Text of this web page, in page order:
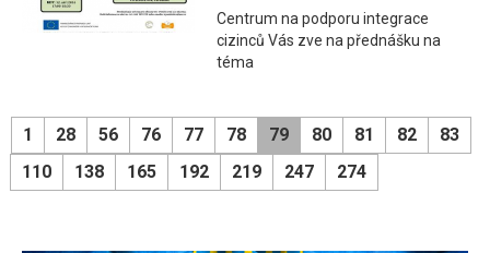
Centrum na podporu integrace
cizinců Vás zve na přednášku na
téma
1 28 56 76 77 78 79 80 81 82
83
110
138 165 192 219 247 274